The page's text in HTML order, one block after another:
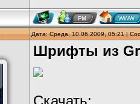
Дата: Среда, 10.06.2009, 05:21 |
Шрифты из